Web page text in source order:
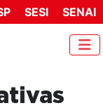
SESI SENAI